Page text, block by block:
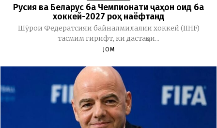
Русия ва Беларус ба Чемпионати ҷаҳон оид ба
хоккей-2027 роҳ наёфтанд
Шӯрои Федератсияи байналмилалии хоккей (IIHF)
тасмим гирифт, ки дастаҳои...
JOM